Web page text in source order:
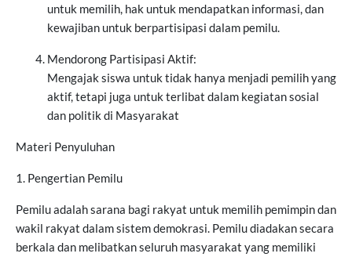
untuk memilih, hak untuk mendapatkan informasi, dan
kewajiban untuk berpartisipasi dalam pemilu.
Mendorong Partisipasi Aktif:
Mengajak siswa untuk tidak hanya menjadi pemilih yang
aktif, tetapi juga untuk terlibat dalam kegiatan sosial
dan politik di Masyarakat
Materi Penyuluhan
1. Pengertian Pemilu
Pemilu adalah sarana bagi rakyat untuk memilih pemimpin dan
wakil rakyat dalam sistem demokrasi. Pemilu diadakan secara
berkala dan melibatkan seluruh masyarakat yang memiliki